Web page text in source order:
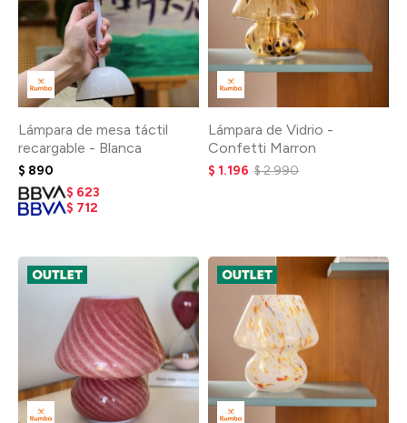
Lámpara de mesa táctil
recargable - Blanca
$ 890
$ 623
$ 712
Lámpara de Vidrio -
Confetti Marron
$ 1.196 $2.990